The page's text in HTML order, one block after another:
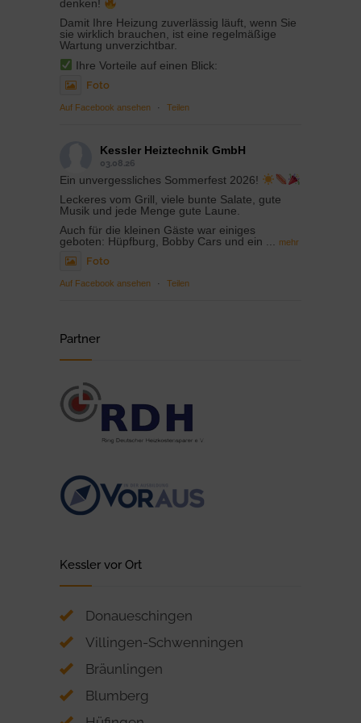
denken!
Damit Ihre Heizung zuverlässig läuft, wenn Sie
sie wirklich brauchen, ist eine regelmäßige
Wartung unverzichtbar.
Ihre Vorteile auf einen Blick:
Foto
Auf Facebook ansehen · Teilen
Kessler Heiztechnik GmbH
03.08.26
Ein unvergessliches Sommerfest 2026!
Leckeres vom Grill, viele bunte Salate, gute
Musik und jede Menge gute Laune.
Auch für die kleinen Gäste war einiges
geboten: Hüpfburg, Bobby Cars und ein
mehr
Foto
Auf Facebook ansehen · Teilen
Partner
Kessler vor Ort
Donaueschingen
Villingen-Schwenningen
Bräunlingen
Blumberg